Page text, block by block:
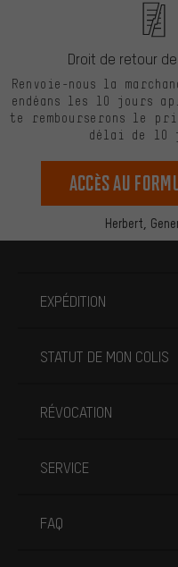
Herbert,
Droit de retour
Renvoie-nous la
endéans les 10 jours
te rembourserons le
délai de 10
Accès au
EXPÉDITION
STATUT DE MON COLIS
RÉVOCATION
SERVICE
FAQ